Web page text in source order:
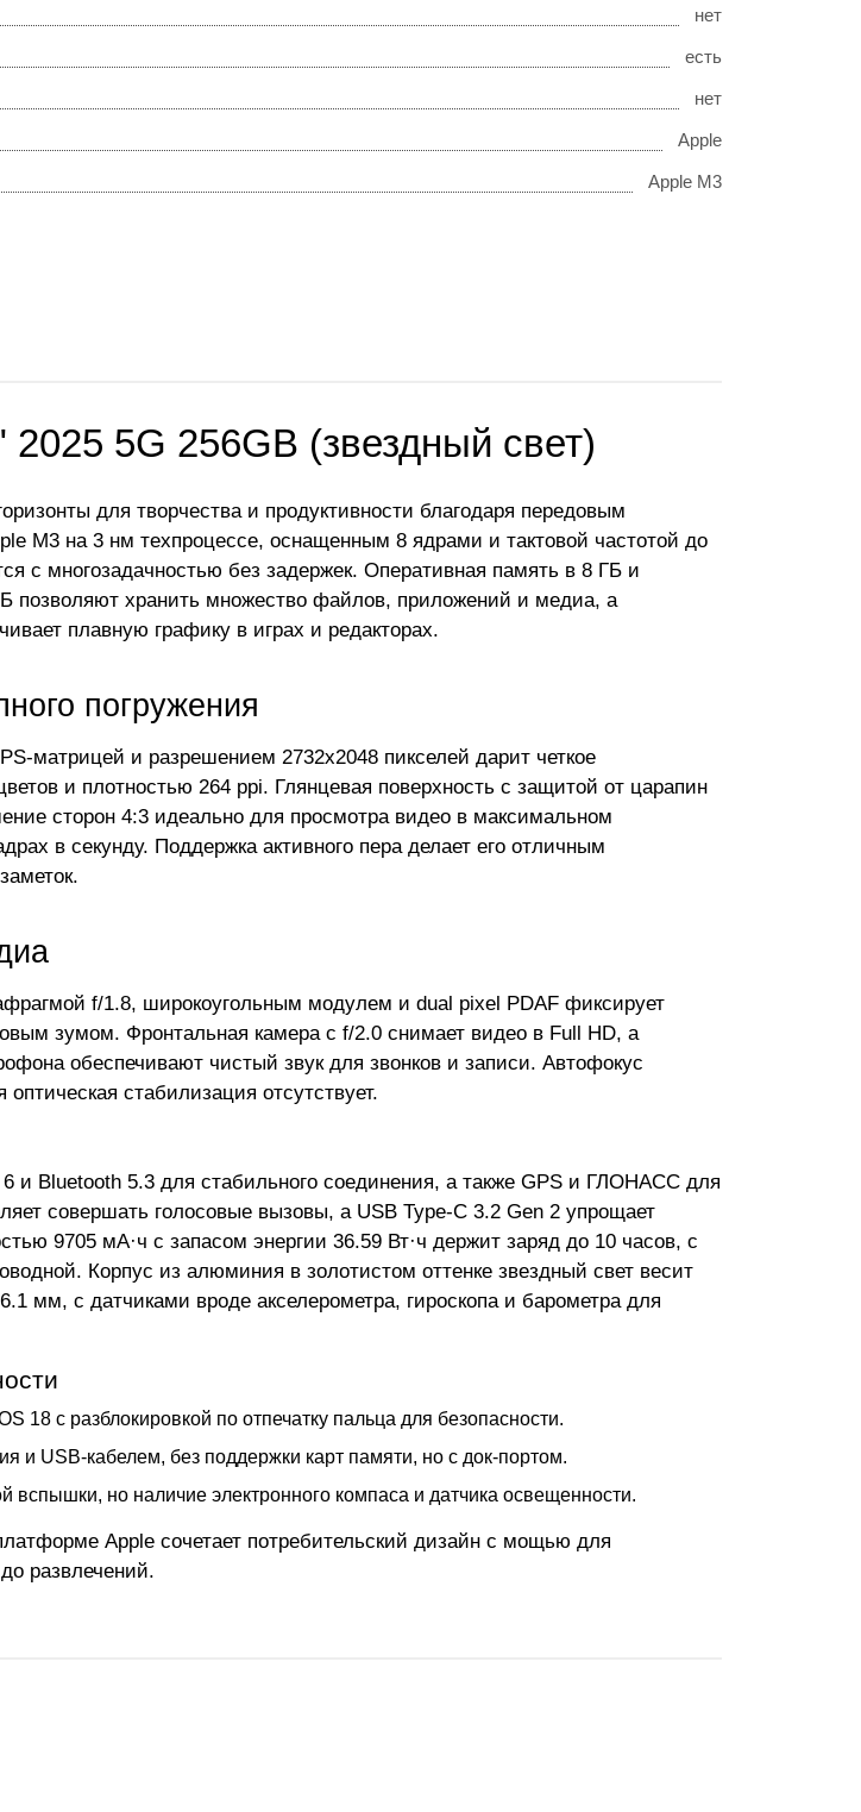
нет
есть
нет
Apple
Apple M3
2025 5G 256GB (звездный свет)
для творчества и продуктивности благодаря передовым
M3 на 3 нм техпроцессе, оснащенным 8 ядрами и тактовой частотой до
с многозадачностью без задержек. Оперативная память в 8 ГБ и
позволяют хранить множество файлов, приложений и медиа, а
плавную графику в играх и редакторах.
погружения
матрицей и разрешением 2732x2048 пикселей дарит четкое
и плотностью 264 ppi. Глянцевая поверхность с защитой от царапин
сторон 4:3 идеально для просмотра видео в максимальном
в секунду. Поддержка активного пера делает его отличным
f/1.8, широкоугольным модулем и dual pixel PDAF фиксирует
зумом. Фронтальная камера с f/2.0 снимает видео в Full HD, а
обеспечивают чистый звук для звонков и записи. Автофокус
стабилизация отсутствует.
и Bluetooth 5.3 для стабильного соединения, а также GPS и ГЛОНАСС для
совершать голосовые вызовы, а USB Type-C 3.2 Gen 2 упрощает
9705 мА·ч с запасом энергии 36.59 Вт·ч держит заряд до 10 часов, с
Корпус из алюминия в золотистом оттенке звездный свет весит
мм, с датчиками вроде акселерометра, гироскопа и барометра для
18 с разблокировкой по отпечатку пальца для безопасности.
и USB-кабелем, без поддержки карт памяти, но с док-портом.
вспышки, но наличие электронного компаса и датчика освещенности.
Apple сочетает потребительский дизайн с мощью для
развлечений.